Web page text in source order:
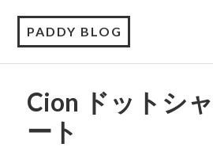
PADDY BLOG
Cion ドットシ
ート